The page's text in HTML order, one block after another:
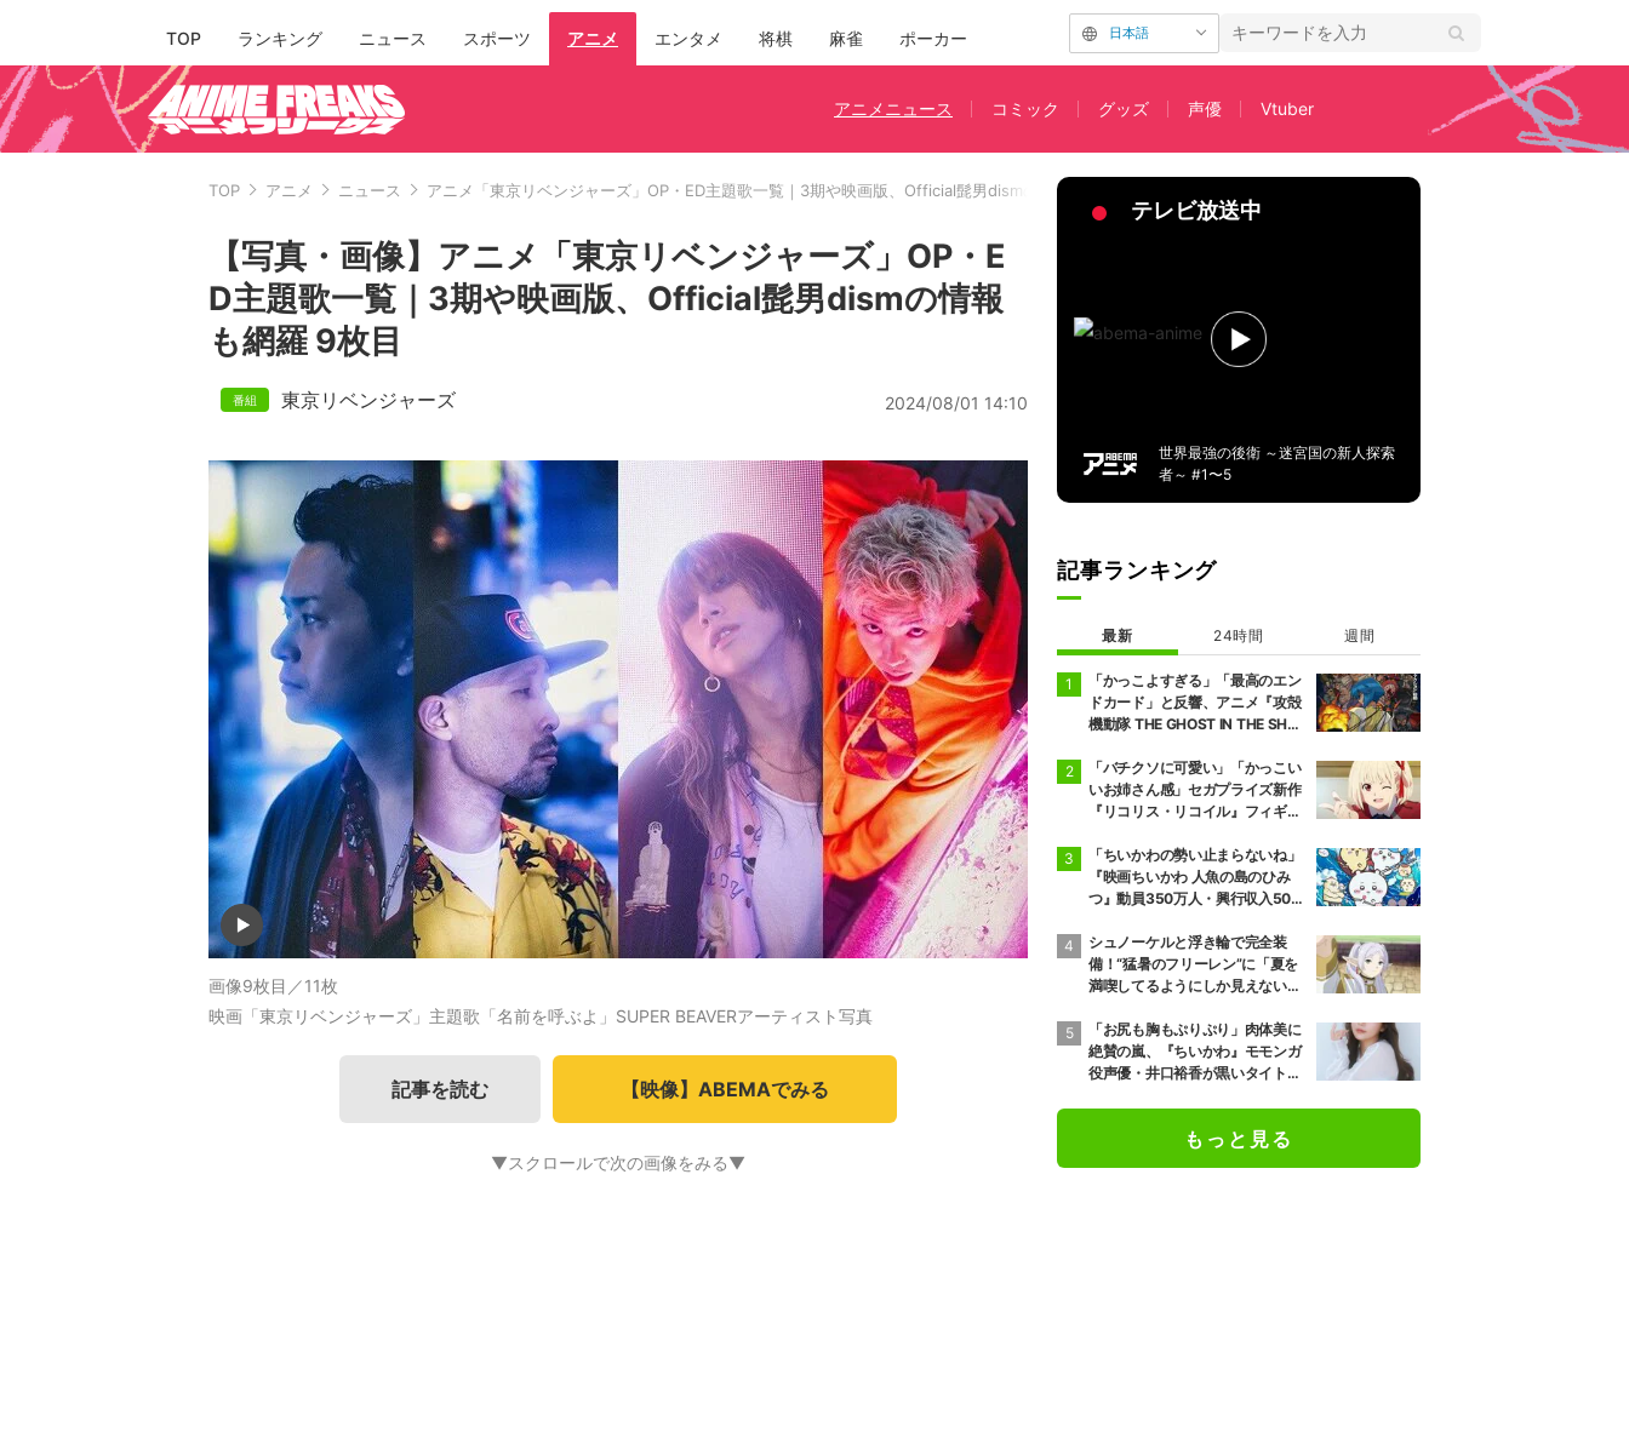
TOP ランキング ニュース スポーツ アニメ エンタメ 将棋 麻雀 ポーカー 日本語
アニメニュース コミック グッズ 声優 Vtuber
TOP アニメ ニュース アニメ「東京リベンジャーズ」OP・ED主題歌一覧｜3期や映画版、Official髭男dismの情報も網羅
【写真・画像】アニメ「東京リベンジャーズ」OP・E
D主題歌一覧｜3期や映画版、Official髭男dismの情報
も網羅 9枚目
東京リベンジャーズ 2024/08/01 14:10
画像9枚目／11枚
映画「東京リベンジャーズ」主題歌「名前を呼ぶよ」SUPER BEAVERアーティスト写真
記事を読む 【映像】ABEMAでみる
▼スクロールで次の画像をみる▼
テレビ放送中
世界最強の後衛 ～迷宮国の新人探索
者～ #1〜5
記事ランキング
最新 24時間 週間
「かっこよすぎる」「最高のエン
ドカード」と反響、アニメ『攻殻
機動隊 THE GHOST IN THE SHEL
「バチクソに可愛い」「かっこい
いお姉さん感」セガプライズ新作
『リコリス・リコイル』フィギュ
「ちいかわの勢い止まらないね」
『映画ちいかわ 人魚の島のひみ
つ』動員350万人・興行収入50億
シュノーケルと浮き輪で完全装
備！“猛暑のフリーレン”に「夏を
満喫してるようにしか見えない」
「お尻も胸もぷりぷり」肉体美に
絶賛の嵐、『ちいかわ』モモンガ
役声優・井口裕香が黒いタイトウ
もっと見る